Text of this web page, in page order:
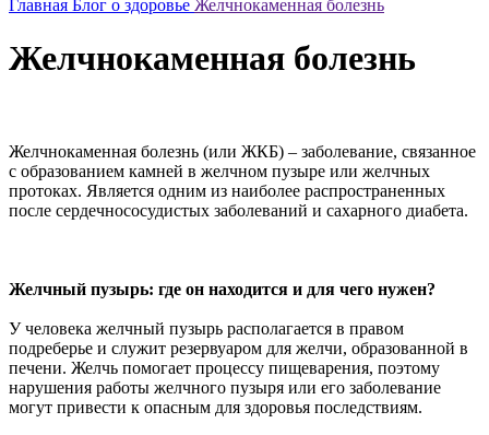
Главная Блог о здоровье Желчнокаменная болезнь
Желчнокаменная болезнь
Желчнокаменная болезнь (или ЖКБ) – заболевание, связанное
с образованием камней в желчном пузыре или желчных
протоках. Является одним из наиболее распространенных
после сердечнососудистых заболеваний и сахарного диабета.
Желчный пузырь: где он находится и для чего нужен?
У человека желчный пузырь располагается в правом
подреберье и служит резервуаром для желчи, образованной в
печени. Желчь помогает процессу пищеварения, поэтому
нарушения работы желчного пузыря или его заболевание
могут привести к опасным для здоровья последствиям.